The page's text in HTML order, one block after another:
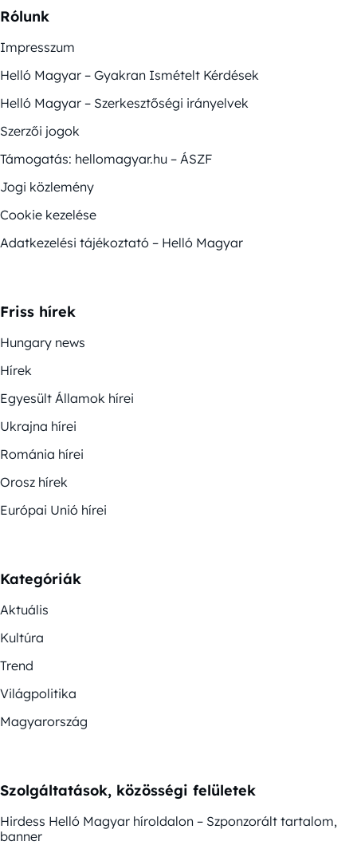
Rólunk
Impresszum
Helló Magyar – Gyakran Ismételt Kérdések
Helló Magyar – Szerkesztőségi irányelvek
Szerzői jogok
Támogatás: hellomagyar.hu – ÁSZF
Jogi közlemény
Cookie kezelése
Adatkezelési tájékoztató – Helló Magyar
Friss hírek
Hungary news
Hírek
Egyesült Államok hírei
Ukrajna hírei
Románia hírei
Orosz hírek
Európai Unió hírei
Kategóriák
Aktuális
Kultúra
Trend
Világpolitika
Magyarország
Szolgáltatások, közösségi felületek
Hirdess Helló Magyar híroldalon – Szponzorált tartalom,
banner